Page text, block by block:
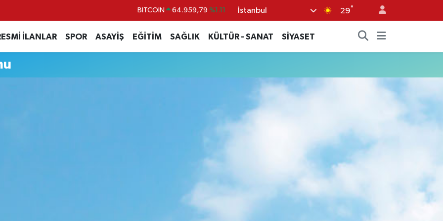
BITCOIN 64.959,79 %1.11 İstanbul 29°
İLANLAR SPOR ASAYİŞ EĞİTİM SAĞLIK KÜLTÜR - SANAT SİYASET